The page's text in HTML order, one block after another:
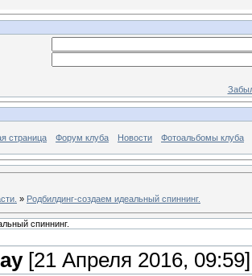
страница Форум клуба Новости Фотоальбомы клуба
» Родбилдинг-создаем идеальный спиннинг.
спиннинг.
[21 Апреля 2016, 09:59]